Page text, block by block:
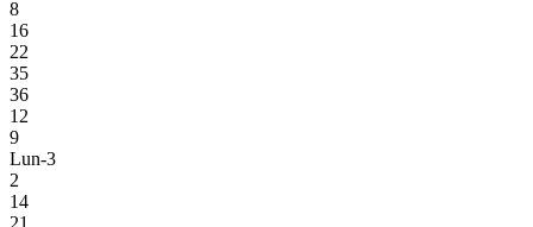
8
16
22
35
36
12
9
Lun-3
2
14
21